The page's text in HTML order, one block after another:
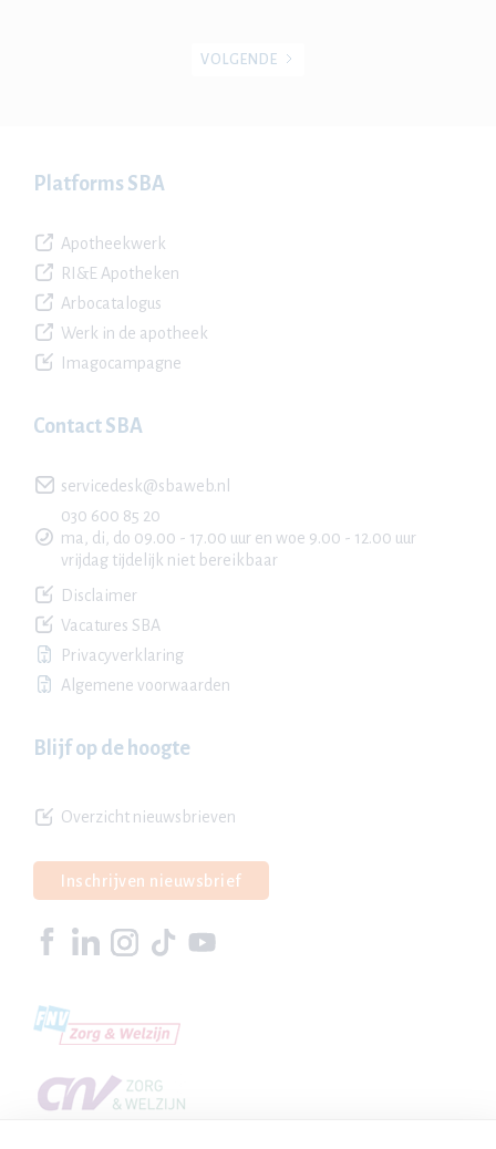
VOLGENDE
Platforms SBA
Apotheekwerk
RI&E Apotheken
Arbocatalogus
Werk in de apotheek
Imagocampagne
Contact SBA
servicedesk@sbaweb.nl
030 600 85 20
ma, di, do 09.00 - 17.00 uur en woe 9.00 - 12.00 uur
vrijdag tijdelijk niet bereikbaar
Disclaimer
Vacatures SBA
Privacyverklaring
Algemene voorwaarden
Blijf op de hoogte
Overzicht nieuwsbrieven
Inschrijven nieuwsbrief